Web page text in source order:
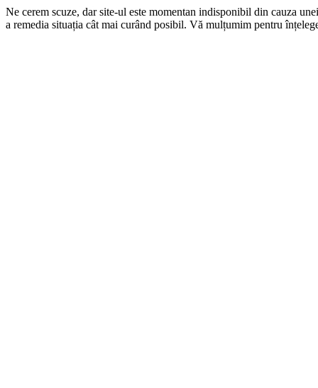
Ne cerem scuze, dar site-ul este momentan indisponibil din cauza
a remedia situația cât mai curând posibil. Vă mulțumim pentru